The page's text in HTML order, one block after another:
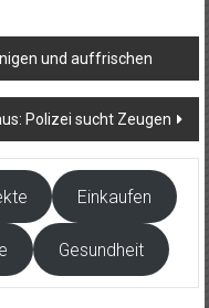
und auffrischen
Polizei sucht Zeugen
Einkaufen
Gesundheit